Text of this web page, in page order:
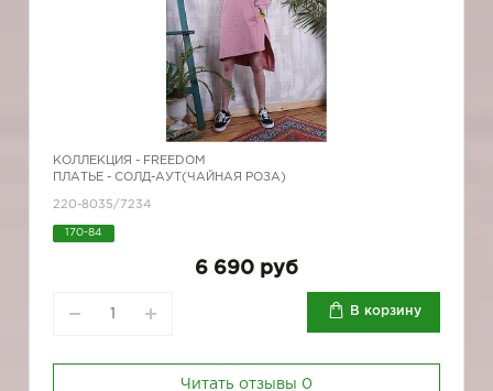
КОЛЛЕКЦИЯ - FREEDOM
ПЛАТЬЕ - СОЛД-АУТ(ЧАЙНАЯ РОЗА)
220-8035/7234
170-84
6 690 руб
В корзину
Читать отзывы 0